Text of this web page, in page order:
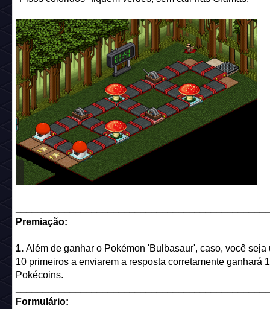
Premiação:
1. Além de ganhar o Pokémon 'Bulbasaur', caso, você seja
10 primeiros a enviarem a resposta corretamente ganhará
Pokécoins.
Formulário: